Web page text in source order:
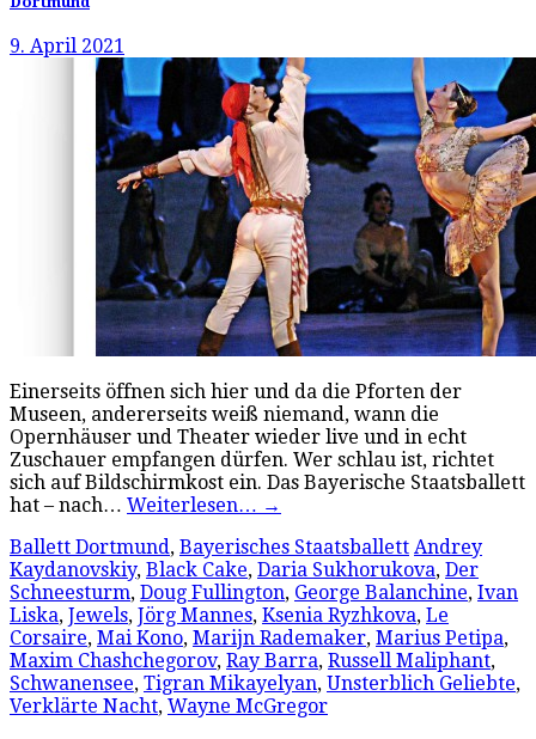
9. April 2021
Einerseits öffnen sich hier und da die Pforten der
Museen, andererseits weiß niemand, wann die
Opernhäuser und Theater wieder live und in echt
Zuschauer empfangen dürfen. Wer schlau ist, richtet
sich auf Bildschirmkost ein. Das Bayerische Staatsballett
hat – nach… Weiterlesen… →
Ballett Dortmund, Bayerisches Staatsballett Andrey
Kaydanovskiy, Black Cake, Daria Sukhorukova, Der
Schneesturm, Doug Fullington, George Balanchine, Ivan
Liska, Jewels, Jörg Mannes, Ksenia Ryzhkova, Le
Corsaire, Mai Kono, Marijn Rademaker, Marius Petipa,
Maxim Chashchegorov, Ray Barra, Russell Maliphant,
Schwanensee, Tigran Mikayelyan, Unsterblich Geliebte,
Verklärte Nacht, Wayne McGregor